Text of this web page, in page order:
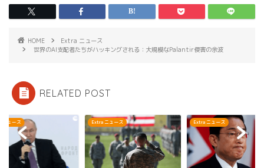
HOME
Extra ニュース
世界のAI支配者たちがハッキングされる：大規模なPalantir侵害の余波
RELATED POST
ニュース Extra ニュース Extra ニュース